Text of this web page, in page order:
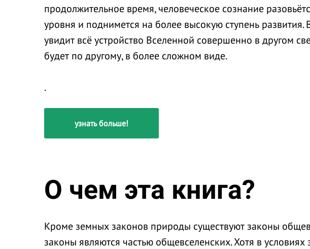
продолжительное время, человеческое сознание
уровня и поднимется на более высокую ступень развития.
увидит всё устройство Вселенной совершенно в другом
будет по другому, в более сложном виде.
.
узнать больше!
О чем эта книга?
Кроме земных законов природы существуют законы
законы являются частью общевселенских. Хотя в